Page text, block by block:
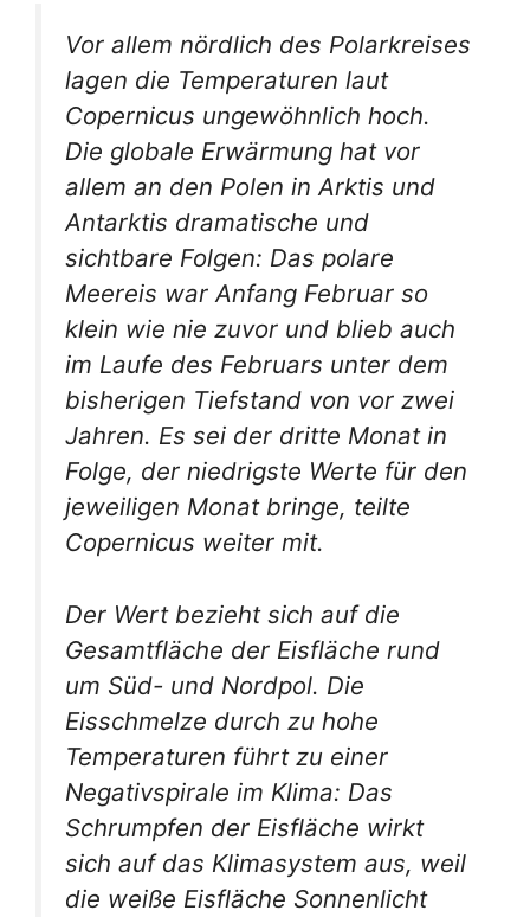
Vor allem nördlich des Polarkreises
lagen die Temperaturen laut
Copernicus ungewöhnlich hoch.
Die globale Erwärmung hat vor
allem an den Polen in Arktis und
Antarktis dramatische und
sichtbare Folgen: Das polare
Meereis war Anfang Februar so
klein wie nie zuvor und blieb auch
im Laufe des Februars unter dem
bisherigen Tiefstand von vor zwei
Jahren. Es sei der dritte Monat in
Folge, der niedrigste Werte für den
jeweiligen Monat bringe, teilte
Copernicus weiter mit.
Der Wert bezieht sich auf die
Gesamtfläche der Eisfläche rund
um Süd- und Nordpol. Die
Eisschmelze durch zu hohe
Temperaturen führt zu einer
Negativspirale im Klima: Das
Schrumpfen der Eisfläche wirkt
sich auf das Klimasystem aus, weil
die weiße Eisfläche Sonnenlicht